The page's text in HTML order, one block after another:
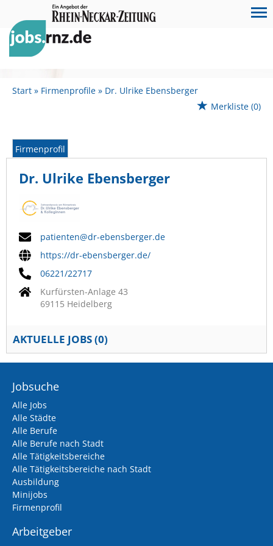
Start Firmenprofile
Dr. Ulrike Ebensberger
Merkliste (0)
Firmenprofil
Dr. Ulrike Ebensberger
patienten@dr-ebensberger.de
https://dr-ebensberger.de/
06221/22717
Kurfürsten-Anlage 43
69115 Heidelberg
AKTUELLE JOBS (0)
Jobsuche
Alle Jobs
Alle Städte
Alle Berufe
Alle Berufe nach Stadt
Alle Tätigkeitsbereiche
Alle Tätigkeitsbereiche nach Stadt
Ausbildung
Minijobs
Firmenprofil
Arbeitgeber